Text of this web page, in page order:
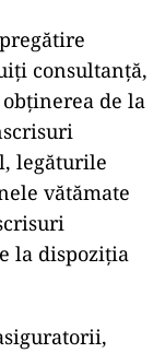
consultanţă,
de la
legăturile
vătămate
la dispoziţia